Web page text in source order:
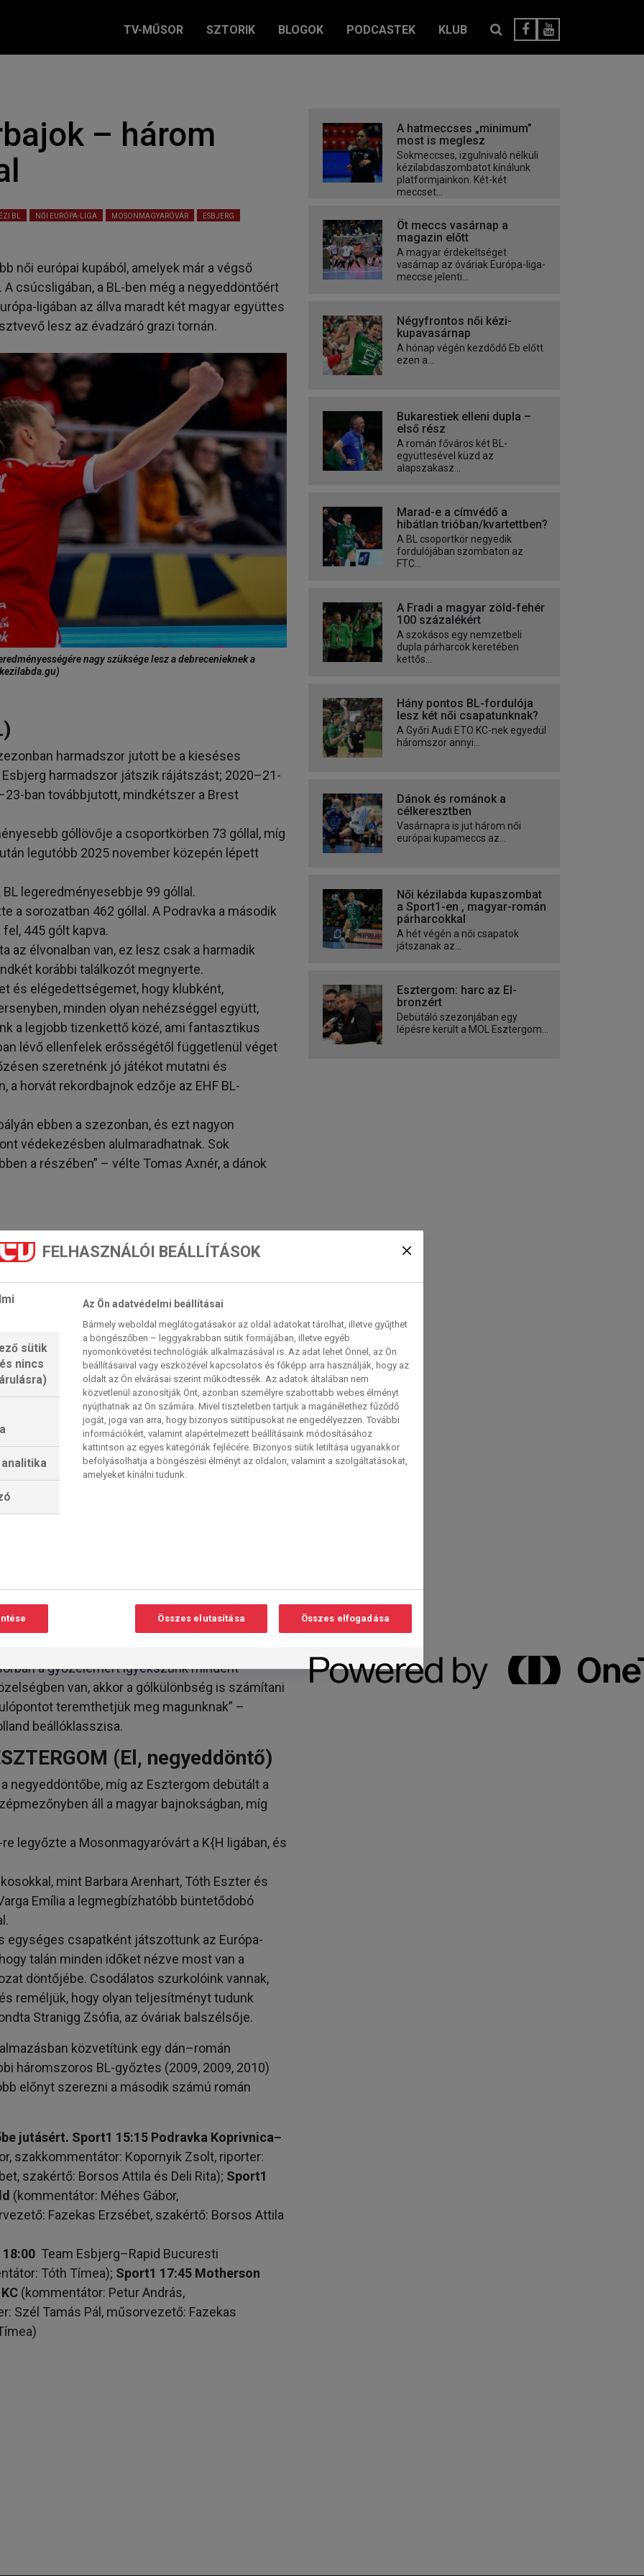
TV-MŰSOR SZTORIK BLOGOK PODCASTEK KLUB
– három
BL NŐI EURÓPA-LIGA MOSONMAGYARÓVÁR ESBJERG
női európai kupából, amelyek már a végső
csúcsligában, a BL-ben még a negyeddöntőért
ligában az állva maradt két magyar együttes
lesz az évadzáró grazi tornán.
nagy szüksége lesz a debrecenieknek a
harmadszor jutott be a kieséses
harmadszor játszik rájátszást; 2020–21-
ban továbbjutott, mindkétszer a Brest
góllövője a csoportkörben 73 góllal, míg
legutóbb 2025 november közepén lépett
legeredményesebbje 99 góllal.
a sorozatban 462 góllal. A Podravka a második
445 gólt kapva.
az élvonalban van, ez lesz csak a harmadik
korábbi találkozót megnyerte.
és elégedettségemet, hogy klubként,
minden olyan nehézséggel együtt,
a legjobb tizenkettő közé, ami fantasztikus
lévő ellenfelek erősségétől függetlenül véget
szeretnénk jó játékot mutatni és
a horvát rekordbajnok edzője az EHF BL-
ebben a szezonban, és ezt nagyon
védekezésben alulmaradhatnak. Sok
a részében” – vélte Tomas Axnér, a dánok
(MOTW)
2023–24-ben szoros összesítéssel 56–
Kristiansandtól.
hajtja; négyszer játszott rájátszást a
2023-ban és 2025-ben győzni tudott.
szerepelt a sorozatban, 14
33.36 gólt jelent.
találkoztak, akkor az Odense mindkét
13 góllal (35–22)
házi gólrangsorát 83 góllal, míg Elma
Odense góllövőlistáját 67, illetve 65 góllal.
Jovana Jovovics az Odense Mie Höjlund nélkül
Bakkerud, akik februárban sérültek meg,
Keményen és dinamikusan kell
és sorolhatnám. Nagyon nehéz feladat
erős játékosaik vannak, és nagyon jók az
a kihíváshoz!” – vélekedett Szilágyi Zoltán, a
nem az a hely, ahol csak úgy kijössz
adnunk, és azon a szinten kell teljesítenünk,
Mindkét csapat számára lehetőségekkel teli
a győzelemért igyekszünk mindent
van, akkor a gólkülönbség is számítani
teremthetjük meg magunknak” –
beállóklasszisa.
(El, negyeddöntő)
negyeddöntőbe, míg az Esztergom debütált a
áll a magyar bajnokságban, míg
legyőzte a Mosonmagyaróvárt a K{H ligában, és
mint Barbara Arenhart, Tóth Eszter és
Emília a legmegbízhatóbb büntetődobó
egységes csapatként játszottunk az Európa-
talán minden időket nézve most van a
döntőjébe. Csodálatos szurkolóink ​​vannak,
reméljük, hogy olyan teljesítményt tudunk
Stranigg Zsófia, az óváriak balszélsője.
közvetítünk egy dán–román
háromszoros BL-győztes (2009, 2009, 2010)
előnyt szerezni a második számú román
jutásért. Sport1 15:15 Podravka Koprivnica–
szakkommentátor: Kopornyik Zsolt, riporter:
szakértő: Borsos Attila és Deli Rita)­; Sport1
(kommentátor: Méhes Gábor,
Fazekas Erzsébet, szakértő: Borsos Attila
Team Esbjerg–Rapid Bucuresti
Tóth Tímea); Sport1 17:45 Motherson
(kommentátor: Petur András,
Szél Tamás Pál, műsorvezető: Fazekas
A hatmeccses „minimum”
most is meglesz
Sokmeccses, izgulnivaló nélküli
kézilabdaszombatot kínálunk
platformjainkon. Két-két
meccset...
Öt meccs vasárnap a
magazin előtt
A magyar érdekeltséget
vasárnap az óváriak Európa-liga-
meccse jelenti...
Négyfrontos női kézi-
kupavasárnap
A hónap végén kezdődő Eb előtt
ezen a...
Bukarestiek elleni dupla –
első rész
A román főváros két BL-
együttesével küzd az
alapszakasz...
Marad-e a címvédő a
hibátlan trióban/kvartettben?
A BL csoportkör negyedik
fordulójában szombaton az
FTC...
A Fradi a magyar zöld-fehér
100 százalékért
A szokásos egy nemzetbeli
dupla párharcok keretében
kettős...
Hány pontos BL-fordulója
lesz két női csapatunknak?
A Győri Audi ETO KC-nek egyedül
háromszor annyi...
Dánok és románok a
célkeresztben
Vasárnapra is jut három női
európai kupameccs az...
Női kézilabda kupaszombat
a Sport1-en , magyar-román
párharcokkal
A hét végén a női csapatok
játszanak az...
Esztergom: harc az El-
bronzért
Debütáló szezonjában egy
lépésre került a MOL Esztergom...
FELHASZNÁLÓI BEÁLLÍTÁSOK
sütik
nincs
Az Ön adatvédelmi beállításai
Bármely weboldal meglátogatásakor az oldal adatokat tárolhat, illetve gyűjthet
a böngészőben – leggyakrabban sütik formájában, illetve egyéb
nyomonkövetési technológiák alkalmazásával is. Az adat lehet Önnel, az Ön
beállításaival vagy eszközével kapcsolatos és főképp arra használják, hogy az
oldalt az Ön elvárásai szerint működtessék. Az adatok általában nem
közvetlenül azonosítják Önt, azonban személyre szabottabb webes élményt
nyújthatnak az Ön számára. Mivel tiszteletben tartjuk a magánélethez fűződő
jogát, joga van arra, hogy bizonyos sütitípusokat ne engedélyezzen. További
információkért, valamint alapértelmezett beállításaink módosításához
kattintson az egyes kategóriák fejlécére. Bizonyos sütik letiltása ugyanakkor
befolyásolhatja a böngészési élményt az oldalon, valamint a szolgáltatásokat,
amelyeket kínálni tudunk.
Összes elutasítása Összes elfogadása